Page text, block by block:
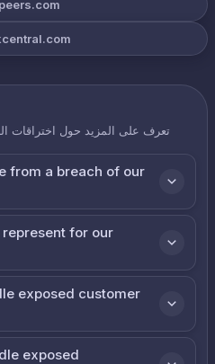
تعرف على المزيد حول اختراقات
from a breach of our
for our
exposed customer
exposed